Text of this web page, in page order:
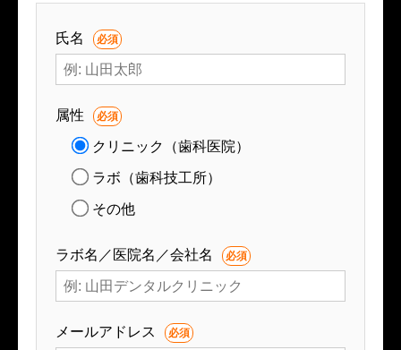
氏名 必須
属性 必須
クリニック（歯科医院）
ラボ（歯科技工所）
その他
ラボ名／医院名／会社名 必須
メールアドレス 必須